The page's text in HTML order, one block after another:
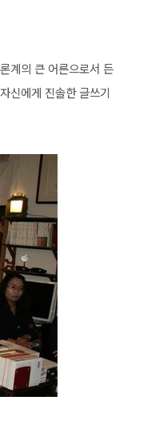
계의 큰 어른으로서 든
신에게 진솔한 글쓰기